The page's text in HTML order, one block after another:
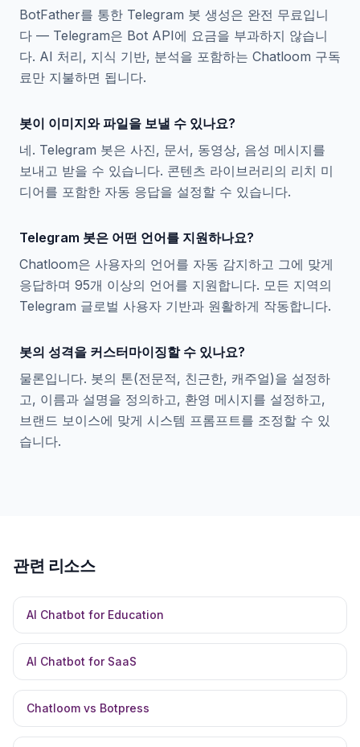
BotFather를 통한 Telegram 봇 생성은 완전 무료입니
다 — Telegram은 Bot API에 요금을 부과하지 않습니
다. AI 처리, 지식 기반, 분석을 포함하는 Chatloom 구독
료만 지불하면 됩니다.
봇이 이미지와 파일을 보낼 수 있나요?
네. Telegram 봇은 사진, 문서, 동영상, 음성 메시지를
보내고 받을 수 있습니다. 콘텐츠 라이브러리의 리치 미
디어를 포함한 자동 응답을 설정할 수 있습니다.
Telegram 봇은 어떤 언어를 지원하나요?
Chatloom은 사용자의 언어를 자동 감지하고 그에 맞게
응답하며 95개 이상의 언어를 지원합니다. 모든 지역의
Telegram 글로벌 사용자 기반과 원활하게 작동합니다.
봇의 성격을 커스터마이징할 수 있나요?
물론입니다. 봇의 톤(전문적, 친근한, 캐주얼)을 설정하
고, 이름과 설명을 정의하고, 환영 메시지를 설정하고,
브랜드 보이스에 맞게 시스템 프롬프트를 조정할 수 있
습니다.
관련 리소스
AI Chatbot for Education
AI Chatbot for SaaS
Chatloom vs Botpress